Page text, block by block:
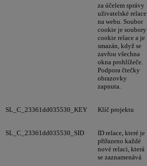
za účelem správy
uživatelské relace
na webu. Soubor
cookie je soubory
cookie relace a je
smazán, když se
zavřou všechna
okna prohlížeče.
Podpora čtečky
obrazovky
zapnuta.
SL_C_23361dd035530_KEY Klíč projektu
SL_C_23361dd035530_SID
ID relace, které je
přiřazeno každé
nové relaci, která
se zaznamenává